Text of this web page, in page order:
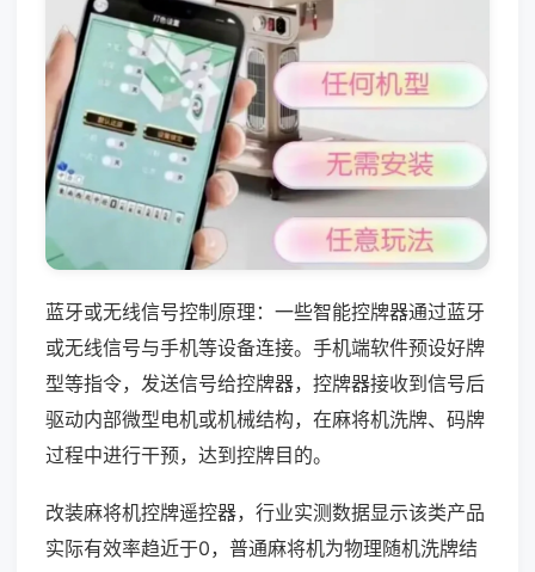
蓝牙或无线信号控制原理：一些智能控牌器通过蓝牙
或无线信号与手机等设备连接。手机端软件预设好牌
型等指令，发送信号给控牌器，控牌器接收到信号后
驱动内部微型电机或机械结构，在麻将机洗牌、码牌
过程中进行干预，达到控牌目的。
改装麻将机控牌遥控器，行业实测数据显示该类产品
实际有效率趋近于0，普通麻将机为物理随机洗牌结